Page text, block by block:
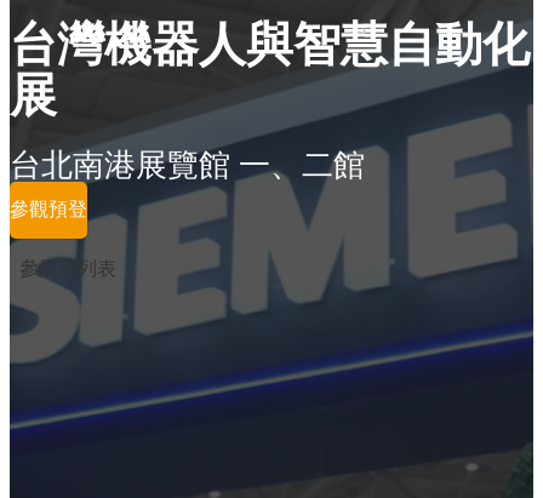
台灣機器人與智慧自動化
展
台北南港展覽館 一、二館
參觀預登
參展商列表